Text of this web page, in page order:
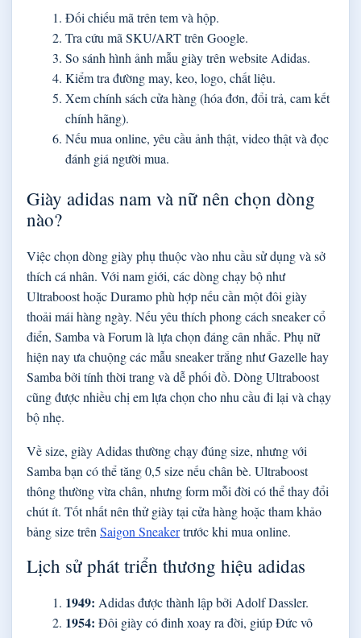
Đối chiếu mã trên tem và hộp.
Tra cứu mã SKU/ART trên Google.
So sánh hình ảnh mẫu giày trên website Adidas.
Kiểm tra đường may, keo, logo, chất liệu.
Xem chính sách cửa hàng (hóa đơn, đổi trả, cam kết
chính hãng).
Nếu mua online, yêu cầu ảnh thật, video thật và đọc
đánh giá người mua.
Giày adidas nam và nữ nên chọn dòng
nào?
Việc chọn dòng giày phụ thuộc vào nhu cầu sử dụng và sở
thích cá nhân. Với nam giới, các dòng chạy bộ như
Ultraboost hoặc Duramo phù hợp nếu cần một đôi giày
thoải mái hàng ngày. Nếu yêu thích phong cách sneaker cổ
điển, Samba và Forum là lựa chọn đáng cân nhắc. Phụ nữ
hiện nay ưa chuộng các mẫu sneaker trắng như Gazelle hay
Samba bởi tính thời trang và dễ phối đồ. Dòng Ultraboost
cũng được nhiều chị em lựa chọn cho nhu cầu đi lại và chạy
bộ nhẹ.
Về size, giày Adidas thường chạy đúng size, nhưng với
Samba bạn có thể tăng 0,5 size nếu chân bè. Ultraboost
thông thường vừa chân, nhưng form mỗi đời có thể thay đổi
chút ít. Tốt nhất nên thử giày tại cửa hàng hoặc tham khảo
bảng size trên Saigon Sneakertrước khi mua online.
Lịch sử phát triển thương hiệu adidas
1949: Adidas được thành lập bởi Adolf Dassler.
1954: Đôi giày có đinh xoay ra đời, giúp Đức vô